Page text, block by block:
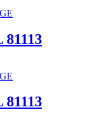
81113
81113